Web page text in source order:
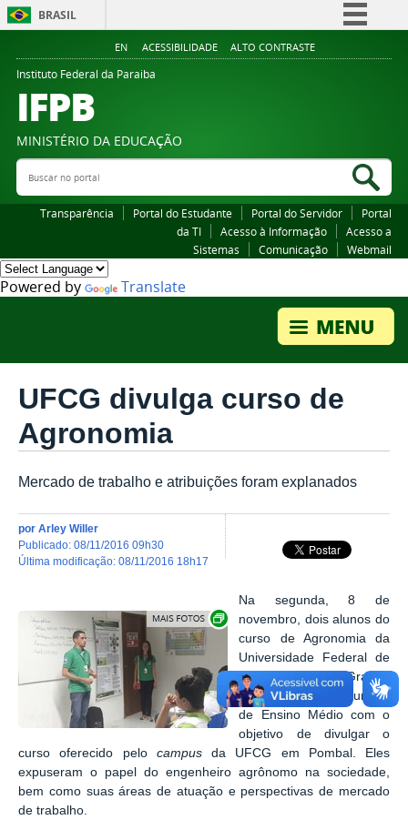
BRASIL
Simplifique!
Legislação
EN ACESSIBILIDADE ALTO CONTRASTE
Instituto Federal da Paraiba
IFPB
MINISTÉRIO DA EDUCAÇÃO
Buscar no portal
Transparência Portal do Estudante Portal do Servidor
Portal
da TI
Acesso à Informação
Acesso a
Sistemas
Comunicação Webmail
Powered by Translate
UFCG divulga curso de
Agronomia
Mercado de trabalho e atribuições foram explanados
por Arley Willer
publicado: 08/11/2016 09h30
última modificação: 08/11/2016 18h17
Exibir carrossel de imagens
Na segunda, 8 de
novembro, dois alunos do
curso de Agronomia da
Universidade Federal de
Campina Grande
visitaram nossas turmas
de Ensino Médio com o
objetivo de divulgar o
curso oferecido pelo campusda UFCG em Pombal. Eles
expuseram o papel do engenheiro agrônomo na sociedade,
bem como suas áreas de atuação e perspectivas de mercado
de trabalho.